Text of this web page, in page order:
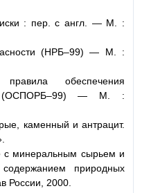
: пер. с англ. — М. :
(НРБ–99) — М. :
обеспечения
(ОСПОРБ–99) — М. :
каменный и антрацит.
минеральным сырьем и
природных
России, 2000.